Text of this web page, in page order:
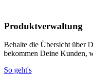
Produktverwaltung
Behalte die Übersicht über
bekommen Deine Kunden,
So geht's